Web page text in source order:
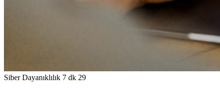
Siber Dayanıklılık 7 dk 29